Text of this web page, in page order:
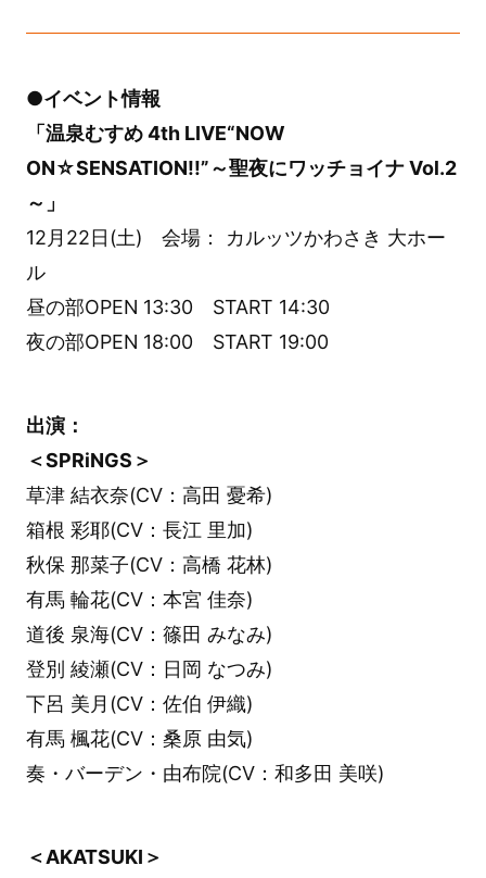
●イベント情報
「温泉むすめ 4th LIVE“NOW
ON☆SENSATION!!”～聖夜にワッチョイナ Vol.2
～」
12月22日(土) 会場： カルッツかわさき 大ホー
ル
昼の部OPEN 13:30 START 14:30
夜の部OPEN 18:00 START 19:00
出演：
＜SPRiNGS＞
草津 結衣奈(CV：高田 憂希)
箱根 彩耶(CV：長江 里加)
秋保 那菜子(CV：高橋 花林)
有馬 輪花(CV：本宮 佳奈)
道後 泉海(CV：篠田 みなみ)
登別 綾瀬(CV：日岡 なつみ)
下呂 美月(CV：佐伯 伊織)
有馬 楓花(CV：桑原 由気)
奏・バーデン・由布院(CV：和多田 美咲)
＜AKATSUKI＞